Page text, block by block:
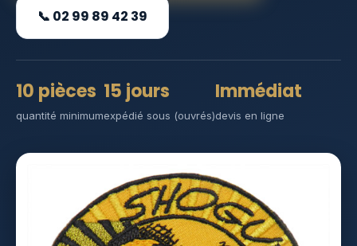
📞 02 99 89 42 39
10 pièces
quantité minimum
15 jours
expédié sous (ouvrés)
Immédiat
devis en ligne